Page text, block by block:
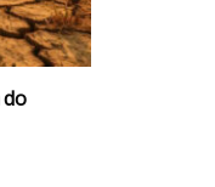
do